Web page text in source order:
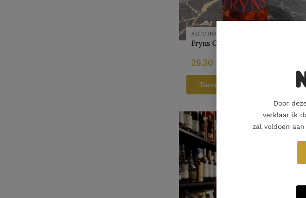
ALCOHOLVRIJ
Fryns Orange Bitter
26.30 €
Toevoegen aan winkelwagen
Door
verklaar ik
zal voldoen